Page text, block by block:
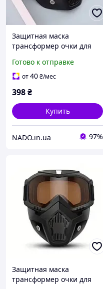
Защитная маска
трансформер очки для
квадроцикла страйкбола,
зеркальные линзы,
Готово к отправке
от40₴/мес
398₴
Купить
NADO.in.ua 97%
Защитная маска
трансформер очки для